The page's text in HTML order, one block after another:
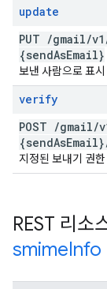
update
PUT /gmail/v1
{sendAsEmail}
보낸 사람으로 표
verify
POST /gmail/
{sendAsEmail}
지정된 보내기 권
REST 리소
smimeInfo